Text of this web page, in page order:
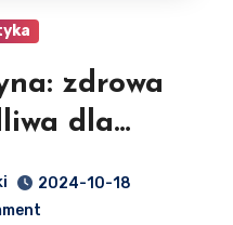
zdrowa
dla
2024-10-18